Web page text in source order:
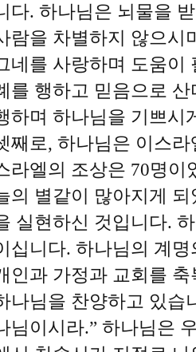
다. 하나님은 뇌물을
람을 차별하지 않으시
네를 사랑하며 도움이
를 행하고 믿음으로
하며 하나님을 기쁘시
째로, 하나님은 이스
라엘의 조상은 70명이
의 별같이 많아지게
실현하신 것입니다.
십니다. 하나님의 계
인과 가정과 교회를
나님을 찬양하고 있습
님이시라.” 하나님은